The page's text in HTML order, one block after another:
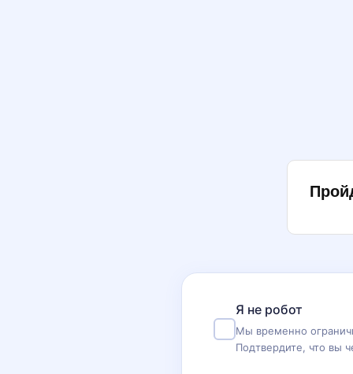
Я не робот
Мы временно
Подтвердите, что вы